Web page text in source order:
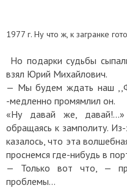
1977 г. Ну что ж, к загранке
Но подарки судьбы
взял Юрий Михайлович.
— Мы будем ждать наш
-медленно промямлил он.
«Ну давай же,
обращаясь к замполиту.
казалось, что эта
проснемся где-нибудь в
— Только вот что, —
проблемы…